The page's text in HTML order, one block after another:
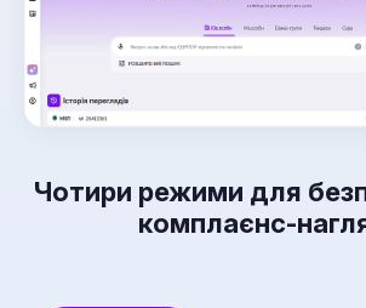
Чотири режими для
комплаєнс-